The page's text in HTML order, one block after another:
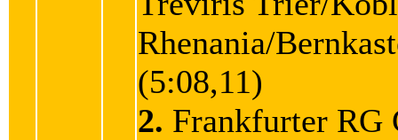
Rhenania/
(5:08,11)
2. Frankfurter